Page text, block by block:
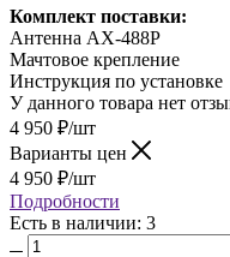
Комплект поставки:
Антенна AX-488P
Мачтовое крепление
Инструкция по установке
У данного товара нет
4 950 ₽/шт
Варианты цен
4 950 ₽/шт
Подробности
Есть в наличии: 3